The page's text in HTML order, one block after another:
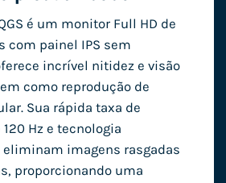
é um monitor Full HD de
com painel IPS sem
incrível nitidez e visão
como reprodução de
Sua rápida taxa de
Hz e tecnologia
eliminam imagens rasgadas
proporcionando uma